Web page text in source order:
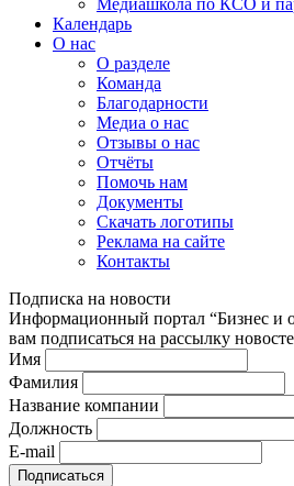
Медиашкола по КСО и
Календарь
О нас
О разделе
Команда
Благодарности
Медиа о нас
Отзывы о нас
Отчёты
Помочь нам
Документы
Скачать логотипы
Реклама на сайте
Контакты
Подписка на новости
Информационный портал “Бизнес и
вам подписаться на рассылку
Имя
Фамилия
Название компании
Должность
E-mail